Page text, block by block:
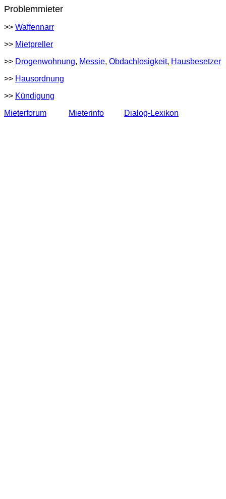
Problemmieter
>> Waffennarr
>> Mietpreller
>> Drogenwohnung, Messie, Obdachlosigkeit, Hausbesetzer
>> Hausordnung
>> Kündigung
Mieterforum
Mieterinfo Dialog-Lexikon